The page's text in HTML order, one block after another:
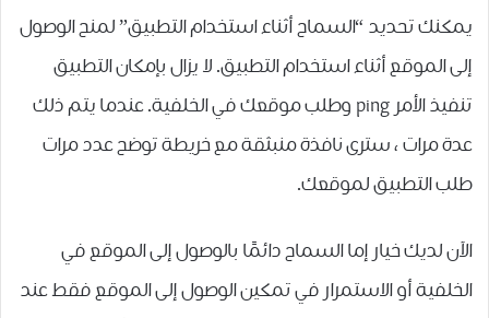
يمكنك تحديد “السماح أثناء استخدام التطبيق” لمنح الوصول
إلى الموقع أثناء استخدام التطبيق. لا يزال بإمكان التطبيق
تنفيذ الأمر ping وطلب موقعك في الخلفية. عندما يتم ذلك
عدة مرات ، سترى نافذة منبثقة مع خريطة توضح عدد مرات
طلب التطبيق لموقعك.
الآن لديك خيار إما السماح دائمًا بالوصول إلى الموقع في
الخلفية أو الاستمرار في تمكين الوصول إلى الموقع فقط عند